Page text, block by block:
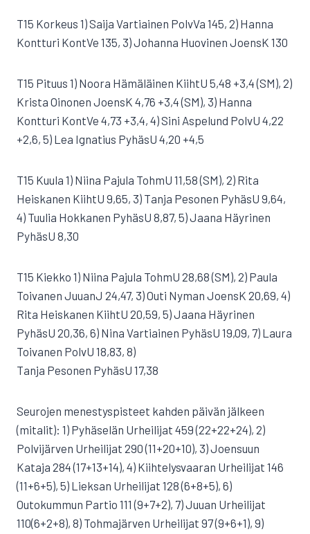
T15 Korkeus 1) Saija Vartiainen PolvVa 145, 2) Hanna
Kontturi KontVe 135, 3) Johanna Huovinen JoensK 130
T15 Pituus 1) Noora Hämäläinen KiihtU 5,48 +3,4 (SM), 2)
Krista Oinonen JoensK 4,76 +3,4 (SM), 3) Hanna
Kontturi KontVe 4,73 +3,4, 4) Sini Aspelund PolvU 4,22
+2,6, 5) Lea Ignatius PyhäsU 4,20 +4,5
T15 Kuula 1) Niina Pajula TohmU 11,58 (SM), 2) Rita
Heiskanen KiihtU 9,65, 3) Tanja Pesonen PyhäsU 9,64,
4) Tuulia Hokkanen PyhäsU 8,87, 5) Jaana Häyrinen
PyhäsU 8,30
T15 Kiekko 1) Niina Pajula TohmU 28,68 (SM), 2) Paula
Toivanen JuuanJ 24,47, 3) Outi Nyman JoensK 20,69, 4)
Rita Heiskanen KiihtU 20,59, 5) Jaana Häyrinen
PyhäsU 20,36, 6) Nina Vartiainen PyhäsU 19,09, 7) Laura
Toivanen PolvU 18,83, 8)
Tanja Pesonen PyhäsU 17,38
Seurojen menestyspisteet kahden päivän jälkeen
(mitalit): 1) Pyhäselän Urheilijat 459 (22+22+24), 2)
Polvijärven Urheilijat 290 (11+20+10), 3) Joensuun
Kataja 284 (17+13+14), 4) Kiihtelysvaaran Urheilijat 146
(11+6+5), 5) Lieksan Urheilijat 128 (6+8+5), 6)
Outokummun Partio 111 (9+7+2), 7) Juuan Urheilijat
110(6+2+8), 8) Tohmajärven Urheilijat 97 (9+6+1), 9)